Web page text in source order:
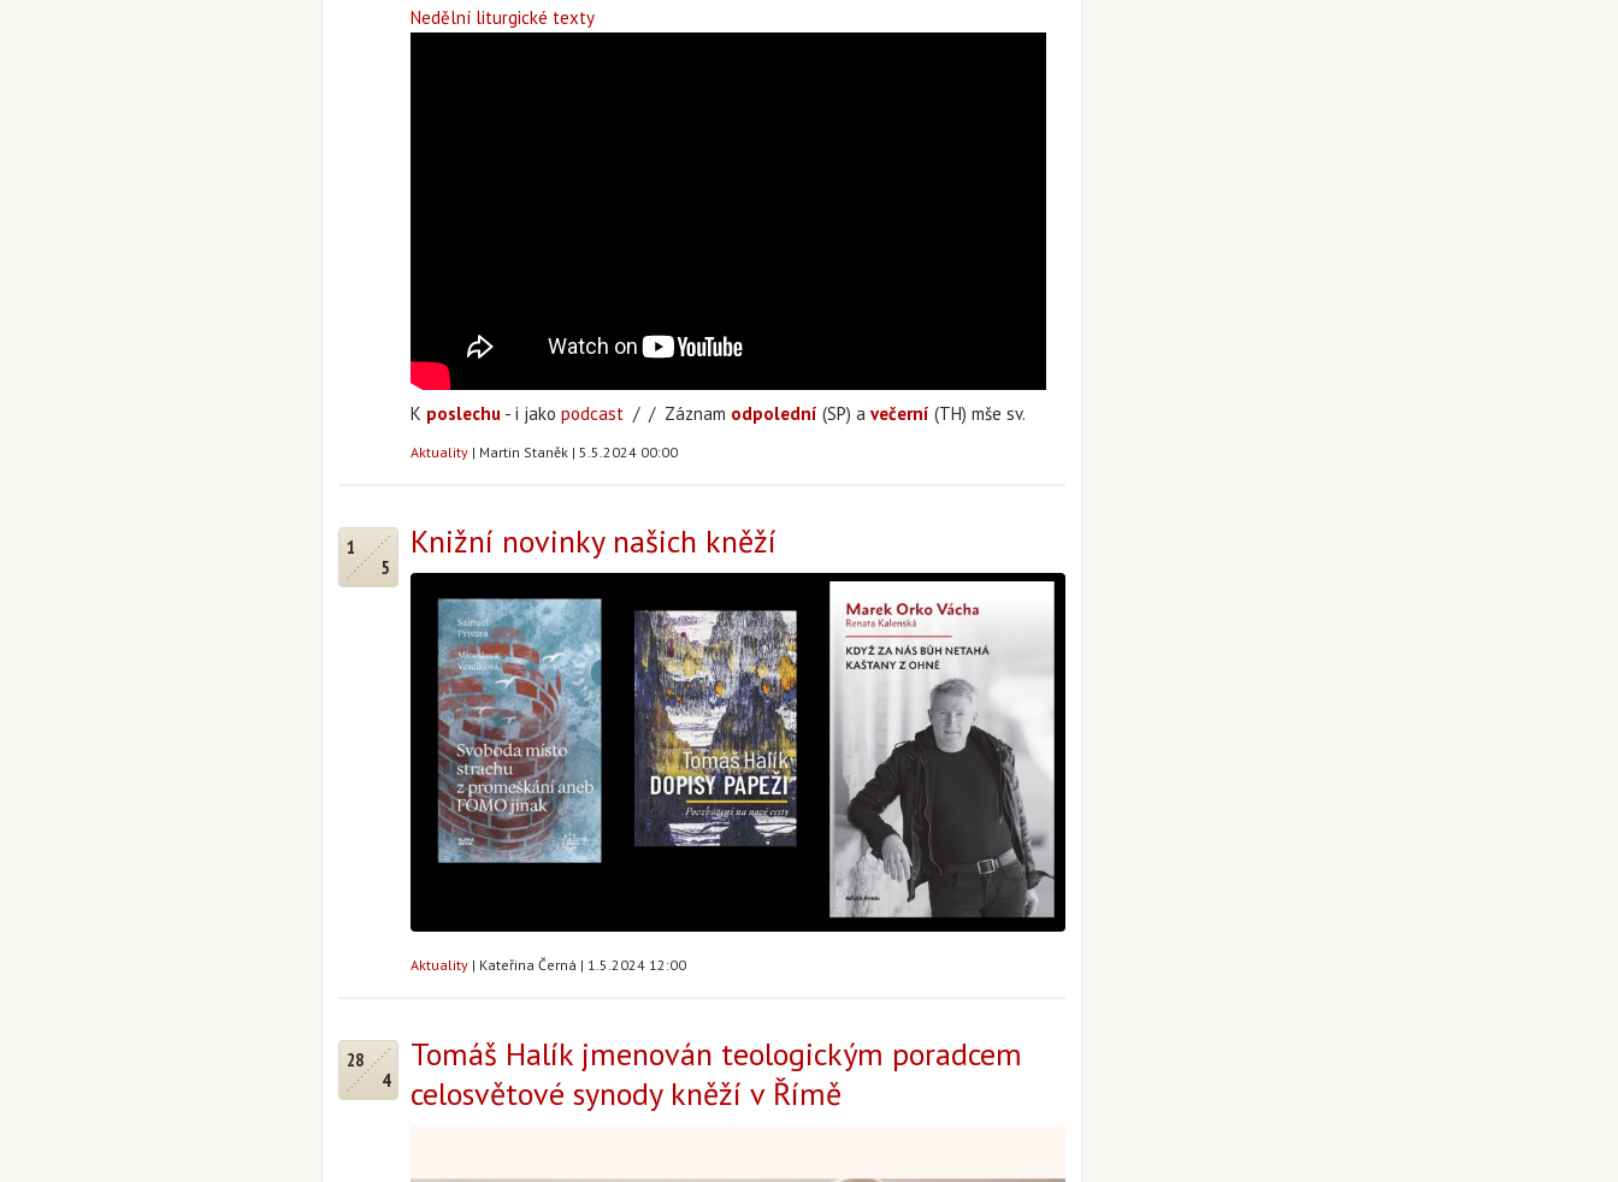
Nedělní liturgické texty
K poslechu - i jako podcast / / Záznam odpolední (SP) a večerní (TH) mše sv.
Aktuality | Martin Staněk | 5.5.2024 00:00
1
5
Knižní novinky našich kněží
Aktuality | Kateřina Černá | 1.5.2024 12:00
28
4
Tomáš Halík jmenován teologickým poradcem
celosvětové synody kněží v Římě